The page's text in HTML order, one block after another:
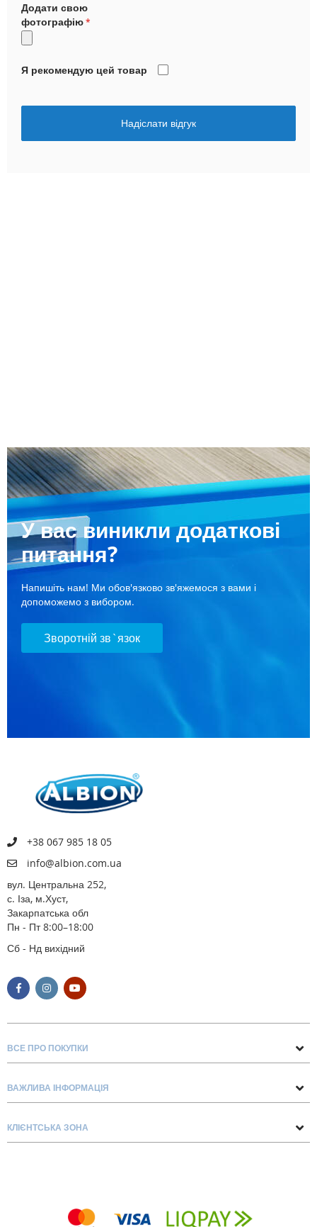
Додати свою
фотографію
Я рекомендую цей товар
Надіслати відгук
У вас виникли додаткові
питання?
Напишіть нам! Ми обов'язково зв'яжемося з вами і
допоможемо з вибором.
Зворотній зв`язок
+38 067 985 18 05
info@albion.com.ua
вул. Центральна 252,
с. Іза, м.Хуст,
Закарпатська обл
Пн - Пт 8:00–18:00
Сб - Нд вихідний
ВСЕ ПРО ПОКУПКИ
Про нас
Блог
ВАЖЛИВА ІНФОРМАЦІЯ
Доставка та оплата
КЛІЄНТСЬКА ЗОНА